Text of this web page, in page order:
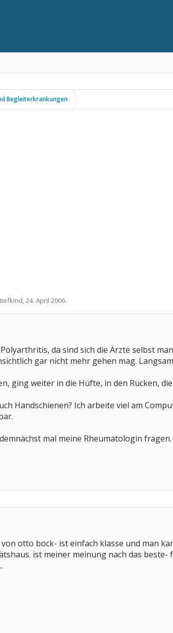
Begleiterkrankungen
,24. April 2006.
da sind sich die Ärzte selbst
gar nicht mehr gehen mag.
ging weiter in die Hüfte, in den Rücken,
Handschienen? Ich arbeite viel am
mal meine Rheumatologin fragen.
otto bock- ist einfach klasse und man
ist meiner meinung nach das